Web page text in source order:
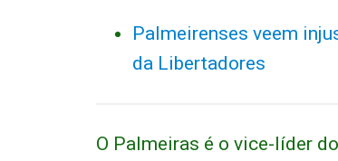
Palmeirenses veem
da Libertadores
O Palmeiras é o vice-líder